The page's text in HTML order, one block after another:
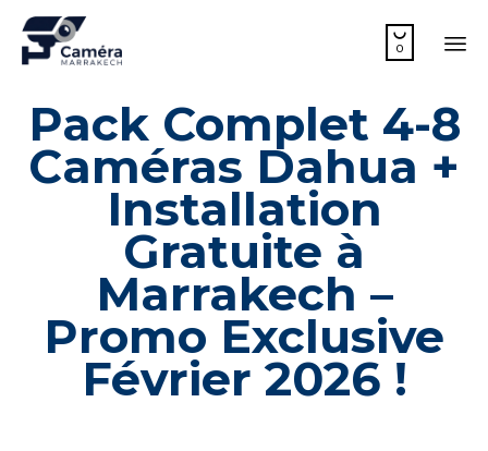

0
Pack Complet 4-8
Caméras Dahua +
Installation
Gratuite à
Marrakech –
Promo Exclusive
Février 2026 !